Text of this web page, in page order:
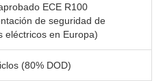
ECE R100
de seguridad de
eléctricos en Europa)
(80% DOD)